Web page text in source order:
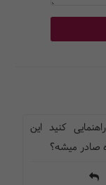
کنید این
صادر میشه؟